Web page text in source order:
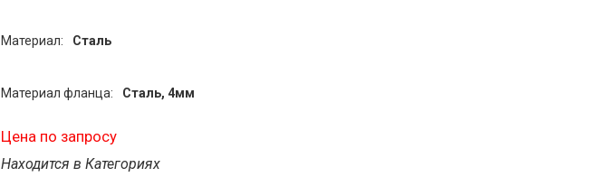
Материал: Сталь
Материал фланца: Сталь, 4мм
Цена по запросу
Находится в Категориях